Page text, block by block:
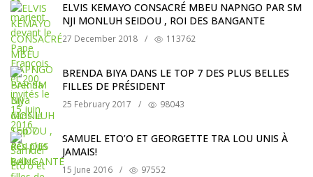
ELVIS KEMAYO CONSACRÉ MBEU NAPNGO PAR SM
NJI MONLUH SEIDOU , ROI DES BANGANTE
27 December 2018 / 113762
BRENDA BIYA DANS LE TOP 7 DES PLUS BELLES
FILLES DE PRÉSIDENT
25 February 2017 / 98043
SAMUEL ETO’O ET GEORGETTE TRA LOU UNIS À
JAMAIS!
15 June 2016 / 97552